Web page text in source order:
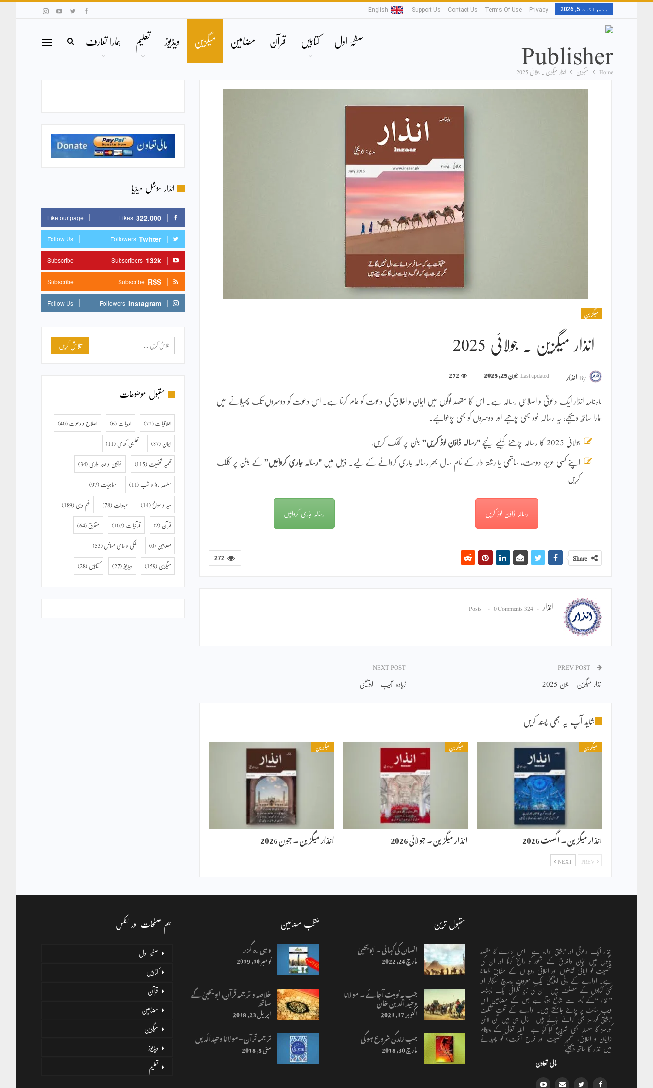
بدھ, اگست 5, 2026 Privacy
Terms Of Use
Contact Us
Support Us
English
صفحۂ اول کتابیں قرآن مضامین میگزین ویڈیوز تعلیم ہمارا تعارف
Home میگزین انذار میگزین ۔ جولائی 2025
میگزین
انذار میگزین ۔ جولائی 2025
Byانذار Last updatedجون 25, 2025
ماہنامہ انذار ایک دعوتی و اصلاحی رسالہ ہے۔ اس کا مقصد لوگوں میں ایمان و اخلاق کی دعوت کو عام کرنا ہے۔ اس دعوت کو دوسروں تک پھیلانے میں
ہمارا ساتھ دیجیے، یہ رسالہ خود بھی پڑھیے اور دوسروں کو بھی پڑھوائیے۔
جولائی 2025 کا رسالہ پڑھنے کیلیے نیچے "رسالہ ڈاؤن لوڈ کریں” بٹن پر کلک کریں.
اپنے کسی عزیز، دوست، ساتھی یا رشتہ دار کے نام سال بھر رسالہ جاری کروانے کے لیے۔ ذیل میں "رسالہ جاری کروائیں” کے بٹن پر کلک
کریں.
رسالہ ڈاؤن لوڈ کریں رسالہ جاری کروائیں
272 Share
انذار 324 Posts
0 Comments
انذار میگزین ۔ جون 2025
NEXT POST
زیادہ عجیب ۔ ابویحییٰ
شاید آپ یہ بھی پسند کریں
میگزین
انذار میگزین ۔ اگست 2026
میگزین
انذار میگزین ۔ جولائی 2026
میگزین
انذار میگزین ۔ جون 2026
NEXT
انذار سوشل میڈیا
322,000
Likes
Like our page
Twitter
Followers
Follow Us
132k
Subscribers
Subscribe
RSS
Subscribe
Subscribe
Instagram
Followers
Follow Us
مقبول موضوعات
اخلاقیات (72) ادبیات (6) اصلاح و دعوت (40)
ایمان (87) تعلیمی کورس (11)
تعمیر شخصیت (115) خواتین و خانہ داری (34)
سلسلہ روز و شب (11) سماجیات (97)
سیر و سوانح(14) عبادات (78) فہم دین (189)
قرآن (2) قرآنیات (107) متفرق (64)
مضامین (0) ملکی و عالمی مسائل (53)
میگزین (159) ویڈیوز (27) کتابیں (28)
انذار ایک دعوتی اور تربیتی ادارہ ہے۔ اس ادارے کا مقصد
لوگوں میں ایمان واخلاق کے شعور کو راسخ کرنا اور ان کی
شخصیت کو ایمانی تقاضوں اور اخلاقی رویو ں کے مطابق ڈھالنا
ہے۔ ادارے کے بانی ابویحییٰ ایک معروف ریسرچ اسکالر اور
کئی کتابوں کے مصنف ہیں۔ ان کی زیر نگرانی ایک ماہنامہ
’’انذار ‘‘کے نام سے شائع ہوتا ہے جس کے مضامین اس
ویب سائٹ پر پڑھے جاسکتے ہیں۔ ادارے کے تحت مختلف
تربیتی کورسز بھی کرائے جاتے ہیں۔ حال ہی میں آن لائن
کورسز کا سلسلہ بھی شروع کیا گیا ہے۔ اللہ تعالٰی کے پیغام
(ایمان و اخلاق، تعمیرِ شخصیت اور فلاحِ آخرت) کو پھیلانے
میں انذار کا ساتھ دیجئیے.
مالی تعاون
مقبول ترین
انسان کی کہانی ۔ ابویحییٰ
مارچ 24, 2022
جب یہ نوبت آجائے ۔ مولانا
وحید الدین خان
اکتوبر 17, 2021
جب زندگی شروع ہوگی
مارچ 30, 2018
منتخب مضامین
وہی رہ گزر
نومبر 10, 2019
خلاصہ و ترجمہ قرآن، ابو یحییٰ کے
ساتھ
اپریل 23, 2018
ترجمہ قرآن – مولانا وحیدالّدیں
مئی 5, 2018
اہم صفحات اور لنکس
صفحۂ اول
کتابیں
قرآن
مضامین
میگزین
ویڈیوز
تعلیم